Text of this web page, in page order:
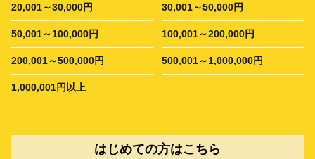
20,001～30,000円 30,001～50,000円
50,001～100,000円 100,001～200,000円
200,001～500,000円 500,001～1,000,000円
1,000,001円以上
はじめての方はこちら